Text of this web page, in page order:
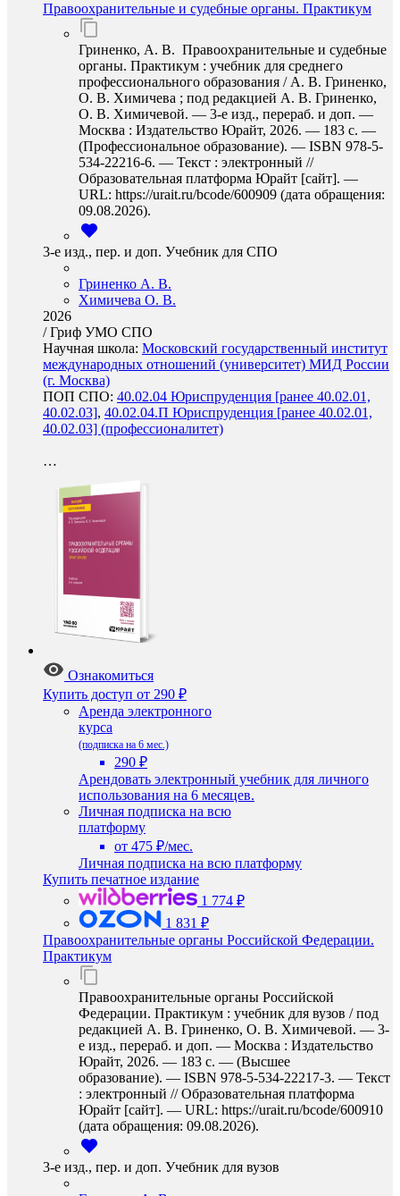
Правоохранительные и судебные органы. Практикум
Гриненко, А. В. Правоохранительные и судебные
органы. Практикум : учебник для среднего
профессионального образования / А. В. Гриненко,
О. В. Химичева ; под редакцией А. В. Гриненко,
О. В. Химичевой. — 3-е изд., перераб. и доп. —
Москва : Издательство Юрайт, 2026. — 183 с. —
(Профессиональное образование). — ISBN 978-5-
534-22216-6. — Текст : электронный //
Образовательная платформа Юрайт [сайт]. —
URL: https://urait.ru/bcode/600909 (дата обращения:
09.08.2026).
3-е изд., пер. и доп. Учебник для СПО
Гриненко А. В.
Химичева О. В.
2026
/Гриф УМО СПО
Научная школа: Московский государственный институт
международных отношений (университет) МИД России
(г. Москва)
ПОП СПО: 40.02.04 Юриспруденция [ранее 40.02.01,
40.02.03], 40.02.04.П Юриспруденция [ранее 40.02.01,
40.02.03] (профессионалитет)
…
Ознакомиться
Купить доступ от 290 ₽
Аренда электронного
курса
(подписка на 6 мес.)
290 ₽
Арендовать электронный учебник для личного
использования на 6 месяцев.
Личная подписка на всю
платформу
от 475 ₽/мес.
Личная подписка на всю платформу
Купить печатное издание
1 774 ₽
1 831 ₽
Правоохранительные органы Российской Федерации.
Практикум
Правоохранительные органы Российской
Федерации. Практикум : учебник для вузов / под
редакцией А. В. Гриненко, О. В. Химичевой. — 3-
е изд., перераб. и доп. — Москва : Издательство
Юрайт, 2026. — 183 с. — (Высшее
образование). — ISBN 978-5-534-22217-3. — Текст
: электронный // Образовательная платформа
Юрайт [сайт]. — URL: https://urait.ru/bcode/600910
(дата обращения: 09.08.2026).
3-е изд., пер. и доп. Учебник для вузов